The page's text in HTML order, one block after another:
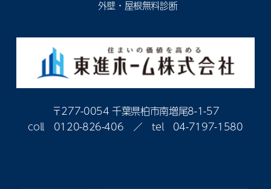
外壁・屋根無料診断
〒277-0054 千葉県柏市南増尾8-1-57
coll 0120-826-406 ／ tel 04-7197-1580